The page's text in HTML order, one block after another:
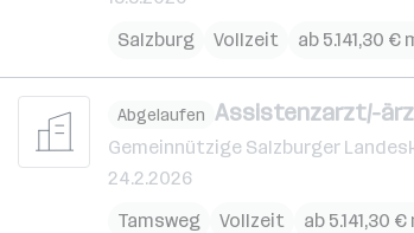
Salzburg
Vollzeit ab 5.141,30
Abgelaufen Assistenzarzt/-
Gemeinnützige Salzburger
24.2.2026
Tamsweg
Vollzeit ab 5.141,30